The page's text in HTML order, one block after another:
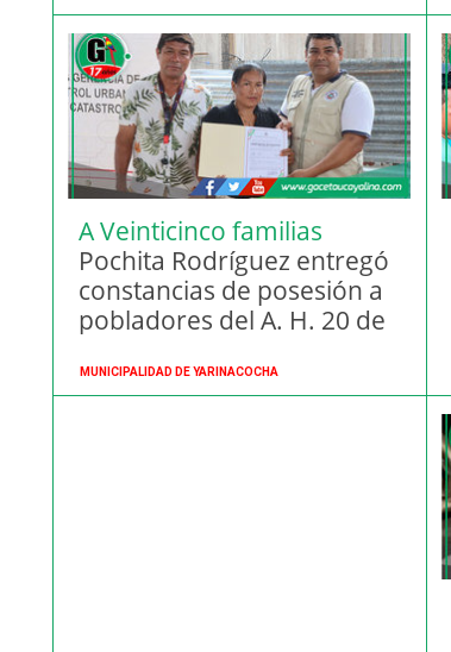
A Veinticinco familias
Pochita Rodríguez entregó
constancias de posesión a
pobladores del A. H. 20 de
MUNICIPALIDAD DE YARINACOCHA